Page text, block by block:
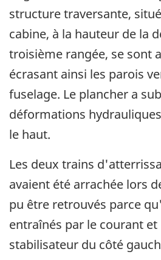
structure traversante,
cabine, à la hauteur de la
troisième rangée, se sont
écrasant ainsi les parois
fuselage. Le plancher a
déformations
le haut.
Les deux trains
avaient été arrachée lors
pu être retrouvés parce
entraînés par le courant et
stabilisateur du côté